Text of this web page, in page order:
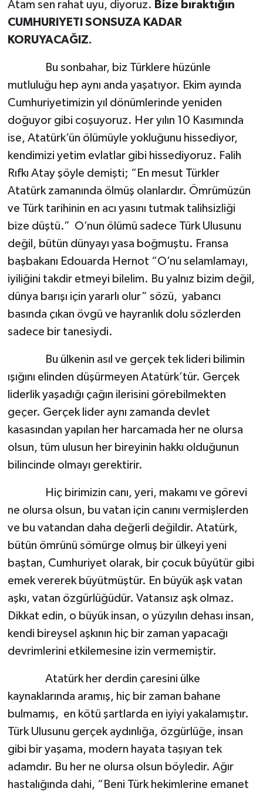
Atam sen rahat uyu, diyoruz. Bize bıraktığın
CUMHURIYETI SONSUZA KADAR
KORUYACAĞIZ.
Bu sonbahar, biz Türklere hüzünle
mutluluğu hep aynı anda yaşatıyor. Ekim ayında
Cumhuriyetimizin yıl dönümlerinde yeniden
doğuyor gibi coşuyoruz. Her yılın 10 Kasımında
ise, Atatürk’ün ölümüyle yokluğunu hissediyor,
kendimizi yetim evlatlar gibi hissediyoruz. Falih
Rıfkı Atay şöyle demişti; “En mesut Türkler
Atatürk zamanında ölmüş olanlardır. Ömrümüzün
ve Türk tarihinin en acı yasını tutmak talihsizliği
bize düştü.” O’nun ölümü sadece Türk Ulusunu
değil, bütün dünyayı yasa boğmuştu. Fransa
başbakanı Edouarda Hernot “O’nu selamlamayı,
iyiliğini takdir etmeyi bilelim. Bu yalnız bizim değil,
dünya barışı için yararlı olur” sözü, yabancı
basında çıkan övgü ve hayranlık dolu sözlerden
sadece bir tanesiydi.
Bu ülkenin asıl ve gerçek tek lideri bilimin
ışığını elinden düşürmeyen Atatürk’tür. Gerçek
liderlik yaşadığı çağın ilerisini görebilmekten
geçer. Gerçek lider aynı zamanda devlet
kasasından yapılan her harcamada her ne olursa
olsun, tüm ulusun her bireyinin hakkı olduğunun
bilincinde olmayı gerektirir.
Hiç birimizin canı, yeri, makamı ve görevi
ne olursa olsun, bu vatan için canını vermişlerden
ve bu vatandan daha değerli değildir. Atatürk,
bütün ömrünü sömürge olmuş bir ülkeyi yeni
baştan, Cumhuriyet olarak, bir çocuk büyütür gibi
emek vererek büyütmüştür. En büyük aşk vatan
aşkı, vatan özgürlüğüdür. Vatansız aşk olmaz.
Dikkat edin, o büyük insan, o yüzyılın dehası insan,
kendi bireysel aşkının hiç bir zaman yapacağı
devrimlerini etkilemesine izin vermemiştir.
Atatürk her derdin çaresini ülke
kaynaklarında aramış, hiç bir zaman bahane
bulmamış, en kötü şartlarda en iyiyi yakalamıştır.
Türk Ulusunu gerçek aydınlığa, özgürlüğe, insan
gibi bir yaşama, modern hayata taşıyan tek
adamdır. Bu her ne olursa olsun böyledir. Ağır
hastalığında dahi, “Beni Türk hekimlerine emanet